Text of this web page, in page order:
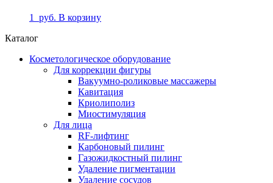
1 руб. В корзину
Каталог
Косметологическое оборудование
Для коррекции фигуры
Вакуумно-роликовые массажеры
Кавитация
Криолиполиз
Миостимуляция
Для лица
RF-лифтинг
Карбоновый пилинг
Газожидкостный пилинг
Удаление пигментации
Удаление сосудов